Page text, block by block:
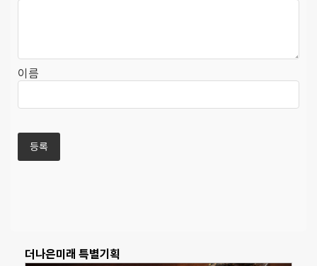
이름
더나은미래 특별기획